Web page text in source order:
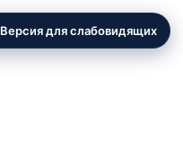
Версия для слабовидящих